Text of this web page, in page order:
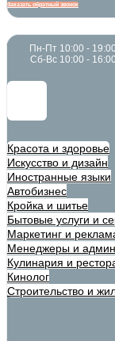
Заказать обратный звонок
Пн-Пт 10:00 - 19:00
Сб-Вс 10:00 - 16:00
Красота и здоровье
Искусство и дизайн
Иностранные языки
Автобизнес
Кройка и шитье
Бытовые услуги и
Маркетинг и
Менеджеры и
Кулинария и
Кинолог
Строительство и